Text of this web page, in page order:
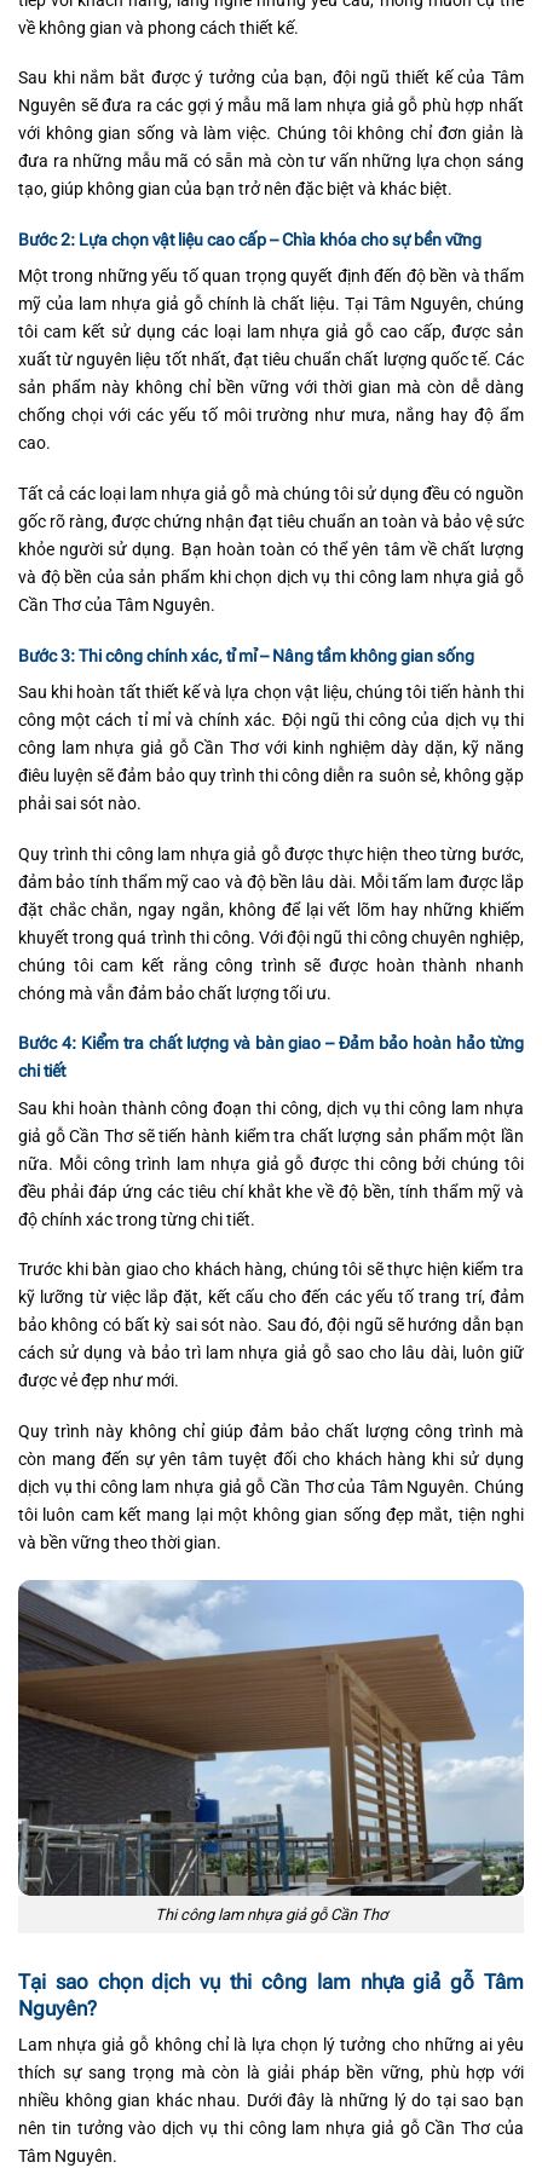
về không gian và phong cách thiết kế.
Sau khi nắm bắt được ý tưởng của bạn, đội ngũ thiết kế của Tâm
Nguyên sẽ đưa ra các gợi ý mẫu mã lam nhựa giả gỗ phù hợp nhất
với không gian sống và làm việc. Chúng tôi không chỉ đơn giản là
đưa ra những mẫu mã có sẵn mà còn tư vấn những lựa chọn sáng
tạo, giúp không gian của bạn trở nên đặc biệt và khác biệt.
Bước 2: Lựa chọn vật liệu cao cấp – Chìa khóa cho sự bền vững
Một trong những yếu tố quan trọng quyết định đến độ bền và thẩm
mỹ của lam nhựa giả gỗ chính là chất liệu. Tại Tâm Nguyên, chúng
tôi cam kết sử dụng các loại lam nhựa giả gỗ cao cấp, được sản
xuất từ nguyên liệu tốt nhất, đạt tiêu chuẩn chất lượng quốc tế. Các
sản phẩm này không chỉ bền vững với thời gian mà còn dễ dàng
chống chọi với các yếu tố môi trường như mưa, nắng hay độ ẩm
cao.
Tất cả các loại lam nhựa giả gỗ mà chúng tôi sử dụng đều có nguồn
gốc rõ ràng, được chứng nhận đạt tiêu chuẩn an toàn và bảo vệ sức
khỏe người sử dụng. Bạn hoàn toàn có thể yên tâm về chất lượng
và độ bền của sản phẩm khi chọn dịch vụ thi công lam nhựa giả gỗ
Cần Thơ của Tâm Nguyên.
Bước 3: Thi công chính xác, tỉ mỉ – Nâng tầm không gian sống
Sau khi hoàn tất thiết kế và lựa chọn vật liệu, chúng tôi tiến hành thi
công một cách tỉ mỉ và chính xác. Đội ngũ thi công của dịch vụ thi
công lam nhựa giả gỗ Cần Thơ với kinh nghiệm dày dặn, kỹ năng
điêu luyện sẽ đảm bảo quy trình thi công diễn ra suôn sẻ, không gặp
phải sai sót nào.
Quy trình thi công lam nhựa giả gỗ được thực hiện theo từng bước,
đảm bảo tính thẩm mỹ cao và độ bền lâu dài. Mỗi tấm lam được lắp
đặt chắc chắn, ngay ngắn, không để lại vết lõm hay những khiếm
khuyết trong quá trình thi công. Với đội ngũ thi công chuyên nghiệp,
chúng tôi cam kết rằng công trình sẽ được hoàn thành nhanh
chóng mà vẫn đảm bảo chất lượng tối ưu.
Bước 4: Kiểm tra chất lượng và bàn giao – Đảm bảo hoàn hảo từng
chi tiết
Sau khi hoàn thành công đoạn thi công, dịch vụ thi công lam nhựa
giả gỗ Cần Thơ sẽ tiến hành kiểm tra chất lượng sản phẩm một lần
nữa. Mỗi công trình lam nhựa giả gỗ được thi công bởi chúng tôi
đều phải đáp ứng các tiêu chí khắt khe về độ bền, tính thẩm mỹ và
độ chính xác trong từng chi tiết.
Trước khi bàn giao cho khách hàng, chúng tôi sẽ thực hiện kiểm tra
kỹ lưỡng từ việc lắp đặt, kết cấu cho đến các yếu tố trang trí, đảm
bảo không có bất kỳ sai sót nào. Sau đó, đội ngũ sẽ hướng dẫn bạn
cách sử dụng và bảo trì lam nhựa giả gỗ sao cho lâu dài, luôn giữ
được vẻ đẹp như mới.
Quy trình này không chỉ giúp đảm bảo chất lượng công trình mà
còn mang đến sự yên tâm tuyệt đối cho khách hàng khi sử dụng
dịch vụ thi công lam nhựa giả gỗ Cần Thơ của Tâm Nguyên. Chúng
tôi luôn cam kết mang lại một không gian sống đẹp mắt, tiện nghi
và bền vững theo thời gian.
Thi công lam nhựa giả gỗ Cần Thơ
Tại sao chọn dịch vụ thi công lam nhựa giả gỗ Tâm
Nguyên?
Lam nhựa giả gỗ không chỉ là lựa chọn lý tưởng cho những ai yêu
thích sự sang trọng mà còn là giải pháp bền vững, phù hợp với
nhiều không gian khác nhau. Dưới đây là những lý do tại sao bạn
nên tin tưởng vào dịch vụ thi công lam nhựa giả gỗ Cần Thơ của
Tâm Nguyên.